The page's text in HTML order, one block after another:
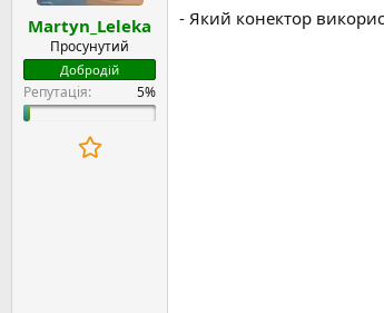
я
и
Martyn_Leleka
Просунутий
Добродій
Репутація:
- Який конектор